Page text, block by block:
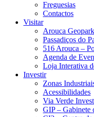
Freguesias
Contactos
Visitar
Arouca Geopark
Passadiços do
516 Arouca –
Agenda de
Loja Interativa
Investir
Zonas
Acessibilidades
Via Verde
GIP – Gabinete